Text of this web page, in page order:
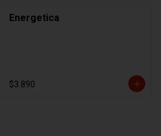
Energetica
$3.890